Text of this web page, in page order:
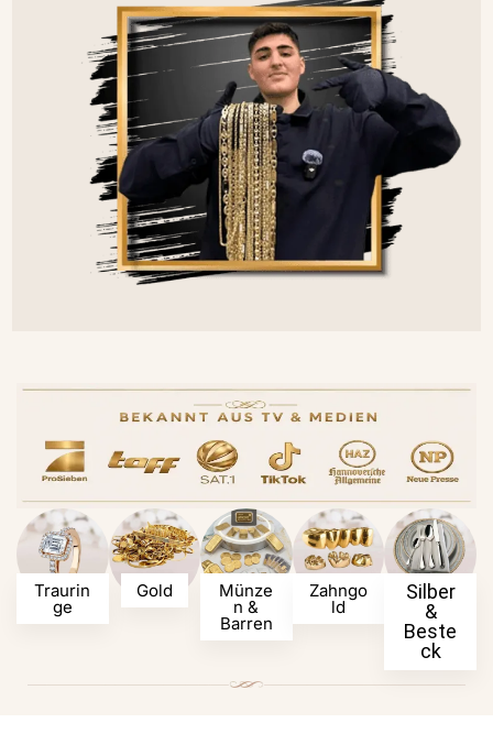
Traurin
Ge
Gold Münze
N &
Barren
Zahngo
Ld
Silber
&
Beste
ck